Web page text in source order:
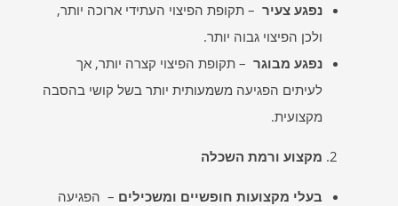
נפגע צעיר – תקופת הפיצוי העתידי ארוכה יותר,
ולכן הפיצוי גבוה יותר.
נפגע מבוגר – תקופת הפיצוי קצרה יותר, אך
לעיתים הפגיעה משמעותית יותר בשל קושי בהסבה
מקצועית.
מקצוע ורמת השכלה
בעלי מקצועות חופשיים ומשכילים – הפגיעה